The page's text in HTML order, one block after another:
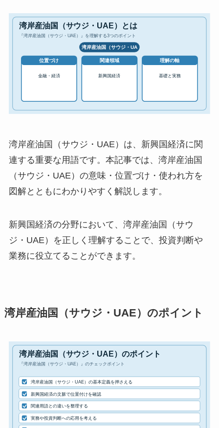
湾岸産油国（サウジ・UAE）は、新興国経済に関
連する重要な用語です。本記事では、湾岸産油国
（サウジ・UAE）の意味・位置づけ・使われ方を
図解とともにわかりやすく解説します。
新興国経済の分野において、湾岸産油国（サウ
ジ・UAE）を正しく理解することで、投資判断や
業務に役立てることができます。
湾岸産油国（サウジ・UAE）のポイント